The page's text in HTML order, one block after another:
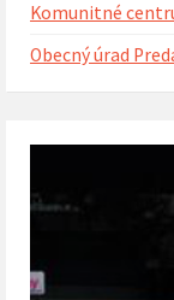
Komunitné
Obecný úrad